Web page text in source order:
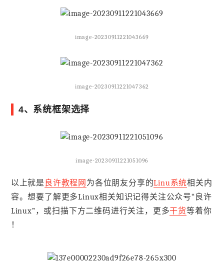
image-20230911221043669
image-20230911221047362
4、系统框架选择
image-20230911221051096
以上就是 良许教程网 为各位朋友分享的Linu系统相关内
容。想要了解更多Linux相关知识记得关注公众号“良许
Linux”，或扫描下方二维码进行关注，更多干货等着你
！